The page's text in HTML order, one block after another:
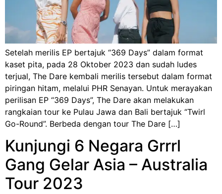
Setelah merilis EP bertajuk “369 Days” dalam format
kaset pita, pada 28 Oktober 2023 dan sudah ludes
terjual, The Dare kembali merilis tersebut dalam format
piringan hitam, melalui PHR Senayan. Untuk merayakan
perilisan EP “369 Days”, The Dare akan melakukan
rangkaian tour ke Pulau Jawa dan Bali bertajuk “Twirl
Go-Round”. Berbeda dengan tour The Dare […]
Kunjungi 6 Negara Grrrl
Gang Gelar Asia – Australia
Tour 2023